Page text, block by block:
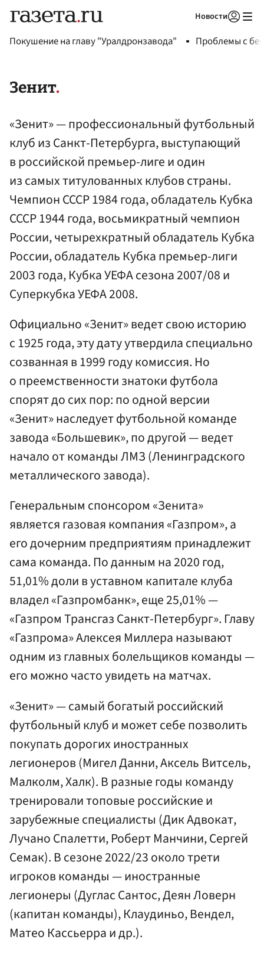
Новости
Покушение на главу "Уралдронзавода" Проблемы с
Зенит
«Зенит» — профессиональный футбольный
клуб из Санкт-Петербурга, выступающий
в российской премьер-лиге и один
из самых титулованных клубов страны.
Чемпион СССР 1984 года, обладатель Кубка
СССР 1944 года, восьмикратный чемпион
России, четырехкратный обладатель Кубка
России, обладатель Кубка премьер-лиги
2003 года, Кубка УЕФА сезона 2007/08 и
Суперкубка УЕФА 2008.
Официально «Зенит» ведет свою историю
с 1925 года, эту дату утвердила специально
созванная в 1999 году комиссия. Но
о преемственности знатоки футбола
спорят до сих пор: по одной версии
«Зенит» наследует футбольной команде
завода «Большевик», по другой — ведет
начало от команды ЛМЗ (Ленинградского
металлического завода).
Генеральным спонсором «Зенита»
является газовая компания «Газпром», а
его дочерним предприятиям принадлежит
сама команда. По данным на 2020 год,
51,01% доли в уставном капитале клуба
владел «Газпромбанк», еще 25,01% —
«Газпром Трансгаз Санкт-Петербург». Главу
«Газпрома» Алексея Миллера называют
одним из главных болельщиков команды —
его можно часто увидеть на матчах.
«Зенит» — самый богатый российский
футбольный клуб и может себе позволить
покупать дорогих иностранных
легионеров (Мигел Данни, Аксель Витсель,
Малколм, Халк). В разные годы команду
тренировали топовые российские и
зарубежные специалисты (Дик Адвокат,
Лучано Спалетти, Роберт Манчини, Сергей
Семак). В сезоне 2022/23 около трети
игроков команды — иностранные
легионеры (Дуглас Сантос, Деян Ловерн
(капитан команды), Клаудиньо, Вендел,
Матео Кассьерра и др.).